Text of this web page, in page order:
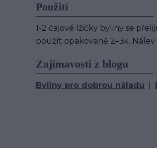
Použití
1-2 čajové lžičky byliny se
použít opakovaně 2–3x.
Zajímavosti z blogu
Byliny pro dobrou náladu